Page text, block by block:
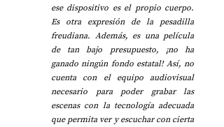
ese dispositivo es el propio cuerpo.
Es otra expresión de la pesadilla
freudiana. Además, es una película
de tan bajo presupuesto, ¡no ha
ganado ningún fondo estatal! Así, no
cuenta con el equipo audiovisual
necesario para poder grabar las
escenas con la tecnología adecuada
que permita ver y escuchar con cierta